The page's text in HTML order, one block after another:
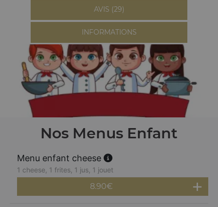
AVIS (29)
INFORMATIONS
Nos Menus Enfant
Menu enfant cheese
1 cheese, 1 frites, 1 jus, 1 jouet
8.90€